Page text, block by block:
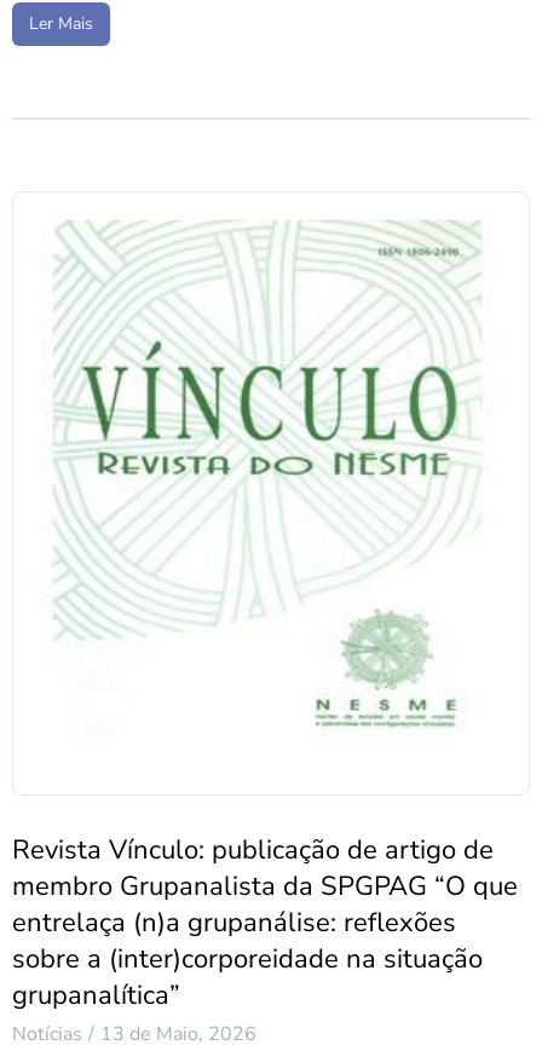
Ler Mais
Revista Vínculo: publicação de artigo de
membro Grupanalista da SPGPAG “O que
entrelaça (n)a grupanálise: reflexões
sobre a (inter)corporeidade na situação
grupanalítica”
Notícias 13 de Maio, 2026